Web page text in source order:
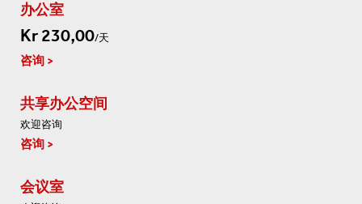
办公室
Kr 230,00/天
咨询
共享办公空间
欢迎咨询
咨询
会议室